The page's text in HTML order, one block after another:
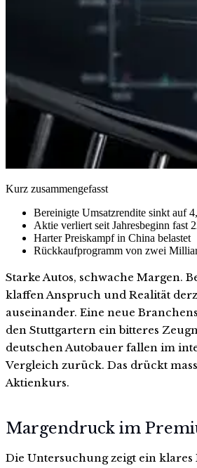
Kurz zusammengefasst
Bereinigte Umsatzrendite sinkt auf
Aktie verliert seit Jahresbeginn fast
Harter Preiskampf in China belastet
Rückkaufprogramm von zwei
Starke Autos, schwache Margen.
klaffen Anspruch und Realität
auseinander. Eine neue
den Stuttgartern ein bitteres
deutschen Autobauer fallen im
Vergleich zurück. Das drückt
Aktienkurs.
Margendruck im
Die Untersuchung zeigt ein